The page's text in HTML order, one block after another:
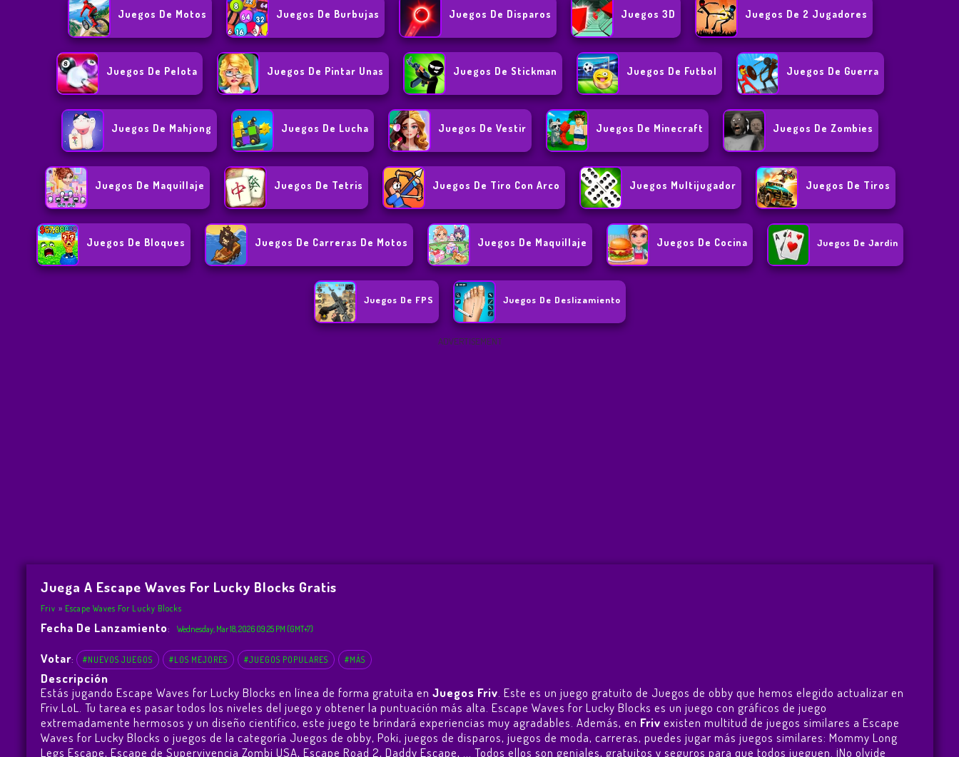
Juegos De Motos Juegos De Burbujas Juegos De Disparos Juegos 3D Juegos De 2 Jugadores
Juegos De Pelota Juegos De Pintar Unas Juegos De Stickman Juegos De Futbol Juegos De Guerra
Juegos De Mahjong Juegos De Lucha Juegos De Vestir Juegos De Minecraft Juegos De Zombies
Juegos De Maquillaje Juegos De Tetris Juegos De Tiro Con Arco Juegos Multijugador Juegos De Tiros
Juegos De Bloques Juegos De Carreras De Motos Juegos De Maquillaje Juegos De Cocina Juegos De Jardin
Juegos De FPS Juegos De Deslizamiento
ADVERTISEMENT
Juega A Escape Waves For Lucky Blocks Gratis
Friv Escape Waves For Lucky Blocks
Fecha De Lanzamiento: Wednesday, Mar 18, 2026 09:25 PM (GMT+7)
Votar: #NUEVOS JUEGOS #LOS MEJORES #JUEGOS POPULARES #MÁS
Descripción
Estás jugando Escape Waves for Lucky Blocks en línea de forma gratuita en Juegos Friv . Este es un juego gratuito de Juegos de obby que hemos elegido actualizar en
Friv.LoL. Tu tarea es pasar todos los niveles del juego y obtener la puntuación más alta. Escape Waves for Lucky Blocks es un juego con gráficos de juego
extremadamente hermosos y un diseño científico, este juego te brindará experiencias muy agradables. Además, en Friv existen multitud de juegos similares a Escape
Waves for Lucky Blocks o juegos de la categoría Juegos de obby, Poki, juegos de disparos, juegos de moda, carreras, puedes jugar más juegos similares: Mommy Long
Legs Escape, Escape de Supervivencia Zombi USA, Escape Road 2, Daddy Escape, ... Todos ellos son geniales, gratuitos y seguros para que todos jueguen. ¡No olvide